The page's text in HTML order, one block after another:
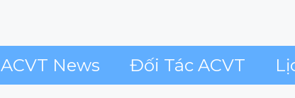
ACVT News Đối Tác ACVT